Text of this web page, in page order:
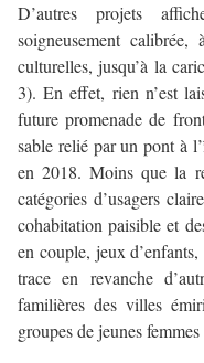
D’autres projets
soigneusement
culturelles, jusqu’à la
3). En effet, rien n’est
future promenade de
sable relié par un pont à
en 2018. Moins que la
catégories d’usagers
cohabitation paisible et
en couple, jeux
trace en revanche
familières des villes
groupes de jeunes